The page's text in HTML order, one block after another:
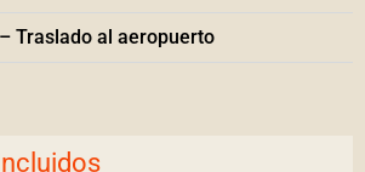
Traslado al aeropuerto